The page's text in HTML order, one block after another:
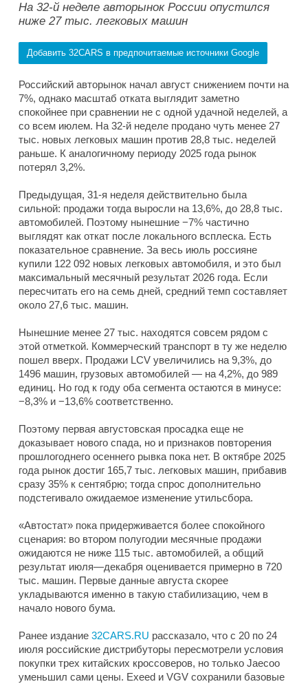
На 32-й неделе авторынок России опустился
ниже 27 тыс. легковых машин
Добавить 32CARS в предпочитаемые источники Google
Российский авторынок начал август снижением почти на
7%, однако масштаб отката выглядит заметно
спокойнее при сравнении не с одной удачной неделей, а
со всем июлем. На 32-й неделе продано чуть менее 27
тыс. новых легковых машин против 28,8 тыс. неделей
раньше. К аналогичному периоду 2025 года рынок
потерял 3,2%.
Предыдущая, 31-я неделя действительно была
сильной: продажи тогда выросли на 13,6%, до 28,8 тыс.
автомобилей. Поэтому нынешние −7% частично
выглядят как откат после локального всплеска. Есть
показательное сравнение. За весь июль россияне
купили 122 092 новых легковых автомобиля, и это был
максимальный месячный результат 2026 года. Если
пересчитать его на семь дней, средний темп составляет
около 27,6 тыс. машин.
Нынешние менее 27 тыс. находятся совсем рядом с
этой отметкой. Коммерческий транспорт в ту же неделю
пошел вверх. Продажи LCV увеличились на 9,3%, до
1496 машин, грузовых автомобилей — на 4,2%, до 989
единиц. Но год к году оба сегмента остаются в минусе:
−8,3% и −13,6% соответственно.
Поэтому первая августовская просадка еще не
доказывает нового спада, но и признаков повторения
прошлогоднего осеннего рывка пока нет. В октябре 2025
года рынок достиг 165,7 тыс. легковых машин, прибавив
сразу 35% к сентябрю; тогда спрос дополнительно
подстегивало ожидаемое изменение утильсбора.
«Автостат» пока придерживается более спокойного
сценария: во втором полугодии месячные продажи
ожидаются не ниже 115 тыс. автомобилей, а общий
результат июля—декабря оценивается примерно в 720
тыс. машин. Первые данные августа скорее
укладываются именно в такую стабилизацию, чем в
начало нового бума.
Ранее издание 32CARS.RU рассказало, что с 20 по 24
июля российские дистрибуторы пересмотрели условия
покупки трех китайских кроссоверов, но только Jaecoo
уменьшил сами цены. Exeed и VGV сохранили базовые